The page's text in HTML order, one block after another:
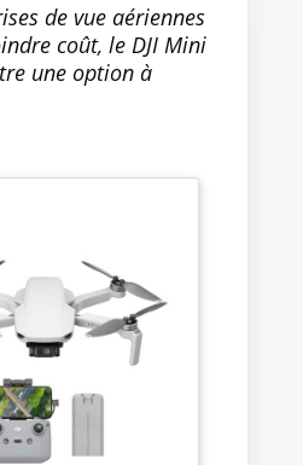
de vue aériennes
coût, le DJI Mini
une option à